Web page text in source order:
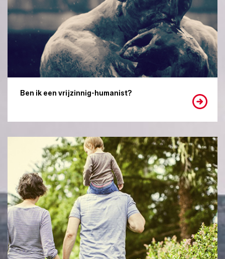
Ben ik een vrijzinnig-humanist?